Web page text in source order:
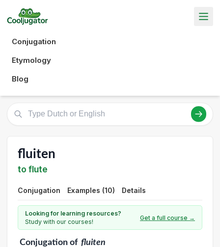
Conjugation
Etymology
Blog
fluiten
to flute
Conjugation Examples (10) Details
Looking for learning resources?
Study with our courses!
Get a full course →
Conjugationof fluiten